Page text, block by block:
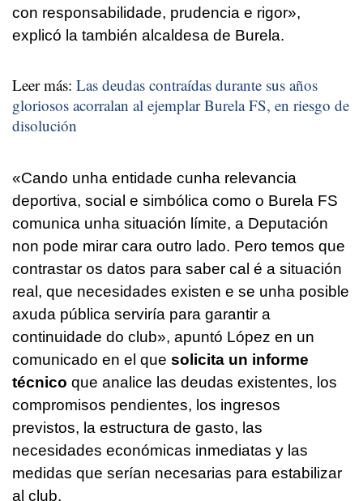
con responsabilidade, prudencia e rigor»,
explicó la también alcaldesa de Burela.
Leer más: Las deudas contraídas durante sus años
gloriosos acorralan al ejemplar Burela FS, en riesgo de
disolución
«Cando unha entidade cunha relevancia
deportiva, social e simbólica como o Burela FS
comunica unha situación límite, a Deputación
non pode mirar cara outro lado. Pero temos que
contrastar os datos para saber cal é a situación
real, que necesidades existen e se unha posible
axuda pública serviría para garantir a
continuidade do club», apuntó López en un
comunicado en el que solicita un informe
técnico que analice las deudas existentes, los
compromisos pendientes, los ingresos
previstos, la estructura de gasto, las
necesidades económicas inmediatas y las
medidas que serían necesarias para estabilizar
al club.